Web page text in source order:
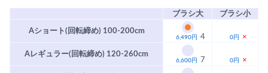
ブラシ大 ブラシ小
Aショート(回転締め) 100-200cm
6,490円 4 0円 ×
Aレギュラー(回転締め) 120-260cm
6,600円 7 0円 ×